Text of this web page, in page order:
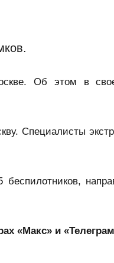
Об этом в
Специалисты
«Макс» и